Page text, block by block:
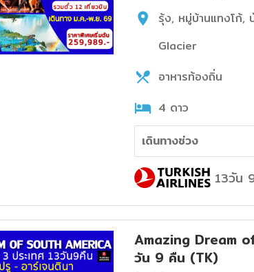
รุ้ง, หมู่บ้านแทงโก้,
Glacier
อาหารท้องถิ่น
4 ดาว
เดินทางช่วง
13วัน
Amazing Dream
วัน 9 คืน (TK)